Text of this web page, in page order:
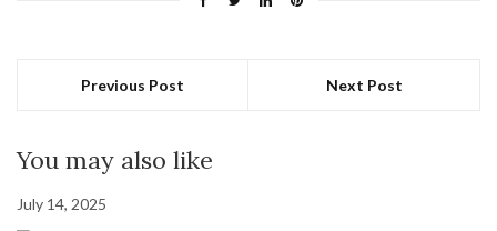
Previous Post Next Post
You may also like
July 14, 2025